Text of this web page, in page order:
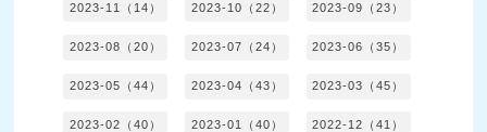
2023-11（14） 2023-10（22） 2023-09（23）
2023-08（20） 2023-07（24） 2023-06（35）
2023-05（44） 2023-04（43） 2023-03（45）
2023-02（40） 2023-01（40） 2022-12（41）